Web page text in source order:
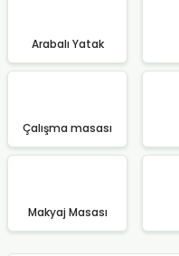
Arabalı Yatak
Çalışma masası
Makyaj Masası